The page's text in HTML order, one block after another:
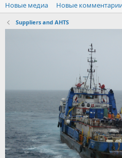
Новые медиа Новые
Suppliers and AHTS